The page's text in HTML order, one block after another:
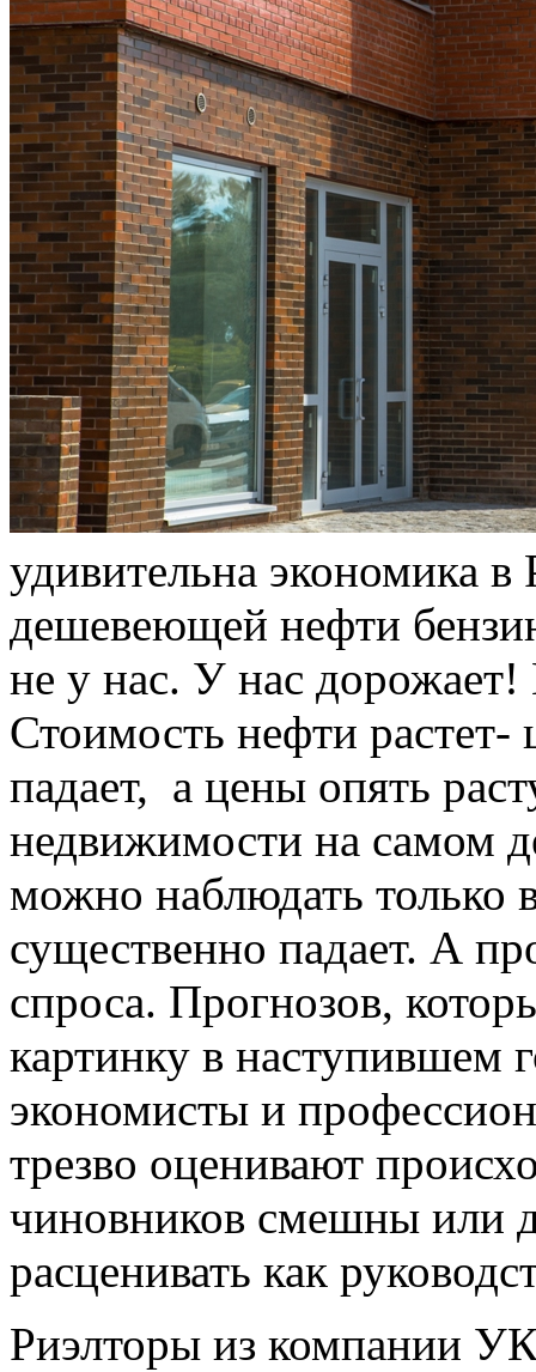
удивительна экономика
дешевеющей нефти
не у нас. У нас дорожает!
Стоимость нефти
падает, а цены опять
недвижимости на самом
можно наблюдать только
существенно падает. А
спроса. Прогнозов,
картинку в наступившем
экономисты и
трезво оценивают
чиновников смешны или
расценивать как
Риэлторы из компании